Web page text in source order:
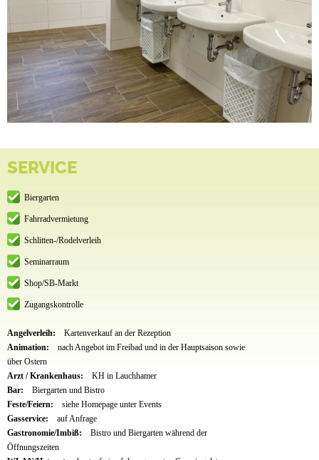
SERVICE
Biergarten
Fahrradvermietung
Schlitten-/Rodelverleih
Seminarraum
Shop/SB-Markt
Zugangskontrolle
Angelverleih:
Kartenverkauf an der Rezeption
Animation:
nach Angebot im Freibad und in der Hauptsaison sowie
über Ostern
Arzt / Krankenhaus:
KH in Lauchhamer
Bar:
Biergarten und Bistro
Feste/Feiern:
siehe Homepage unter Events
Gasservice:
auf Anfrage
Gastronomie/Imbiß:
Bistro und Biergarten während der
Öffnungszeiten